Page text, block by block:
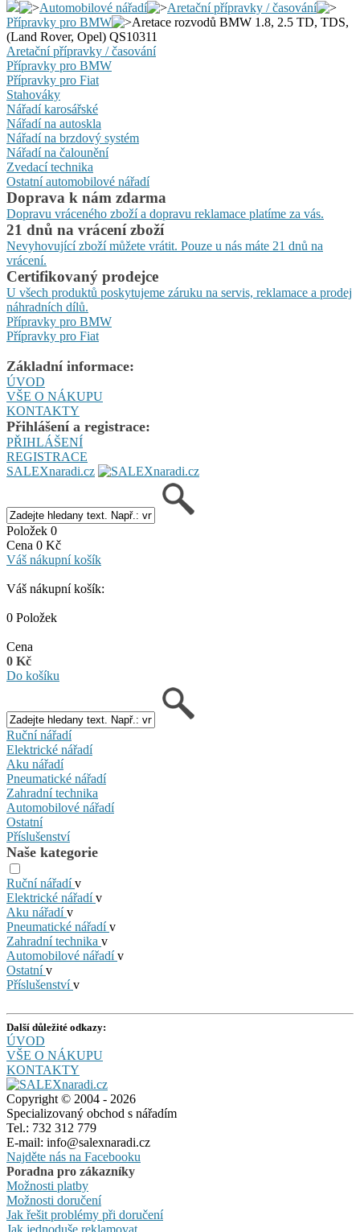
Automobilové nářadí
Aretační přípravky / časování
Přípravky pro BMW
Aretace rozvodů BMW 1.8, 2.5 TD, TDS,
(Land Rover, Opel) QS10311
Aretační přípravky / časování
Přípravky pro BMW
Přípravky pro Fiat
Stahováky
Nářadí karosářské
Nářadí na autoskla
Nářadí na brzdový systém
Nářadí na čalounění
Zvedací technika
Ostatní automobilové nářadí
Doprava k nám zdarma
Dopravu vráceného zboží a dopravu reklamace platíme za vás.
21 dnů na vrácení zboží
Nevyhovující zboží můžete vrátit. Pouze u nás máte 21 dnů na
vrácení.
Certifikovaný prodejce
U všech produktů poskytujeme záruku na servis, reklamace a prodej
náhradních dílů.
Přípravky pro BMW
Přípravky pro Fiat
Základní informace:
ÚVOD
VŠE O NÁKUPU
KONTAKTY
Přihlášení a registrace:
PŘIHLÁŠENÍ
REGISTRACE
SALEXnaradi.cz
Položek 0
Cena 0 Kč
Váš nákupní košík
Váš nákupní košík:
0 Položek
Cena
0 Kč
Do košíku
Ruční nářadí
Elektrické nářadí
Aku nářadí
Pneumatické nářadí
Zahradní technika
Automobilové nářadí
Ostatní
Příslušenství
Naše kategorie
Ruční nářadív
Elektrické nářadív
Aku nářadív
Pneumatické nářadív
Zahradní technika v
Automobilové nářadív
Ostatnív
Příslušenstvív
Další důležité odkazy:
ÚVOD
VŠE O NÁKUPU
KONTAKTY
Copyright © 2004 - 2026
Specializovaný obchod s nářadím
Tel.: 732 312 779
E-mail: info@salexnaradi.cz
Najděte nás na Facebooku
Poradna pro zákazníky
Možnosti platby
Možnosti doručení
Jak řešit problémy při doručení
Jak jednoduše reklamovat